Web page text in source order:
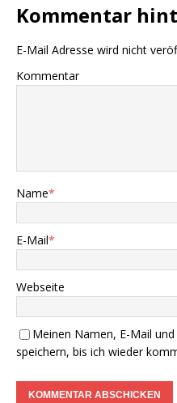
Kommentar
E-Mail Adresse wird nicht
Kommentar
Name*
E-Mail*
Webseite
Meinen Namen, E-Mail
speichern, bis ich wieder